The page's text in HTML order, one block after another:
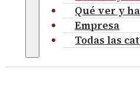
Qué ver y
Empresa
Todas las